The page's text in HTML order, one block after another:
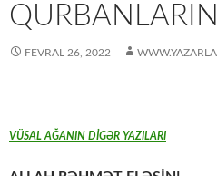
FEVRAL 26, 2022
VÜSAL AĞANIN DİGƏR YAZILARI